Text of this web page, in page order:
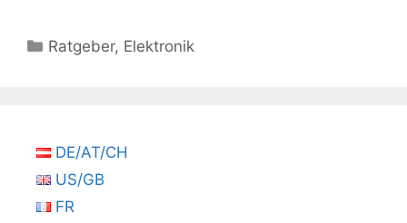
Kategorien
Ratgeber, Elektronik
DE/AT/CH
US/GB
FR